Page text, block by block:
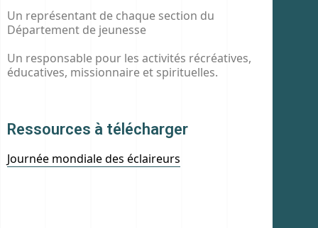
Un représentant de chaque section du
Département de jeunesse
Un responsable pour les activités récréatives,
éducatives, missionnaire et spirituelles.
Ressources à télécharger
Journée mondiale des éclaireurs